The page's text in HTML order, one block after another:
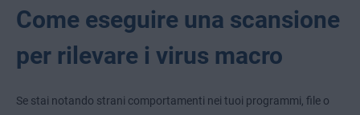
Come eseguire una scansione
per rilevare i virus macro
Se stai notando strani comportamenti nei tuoi programmi, file o